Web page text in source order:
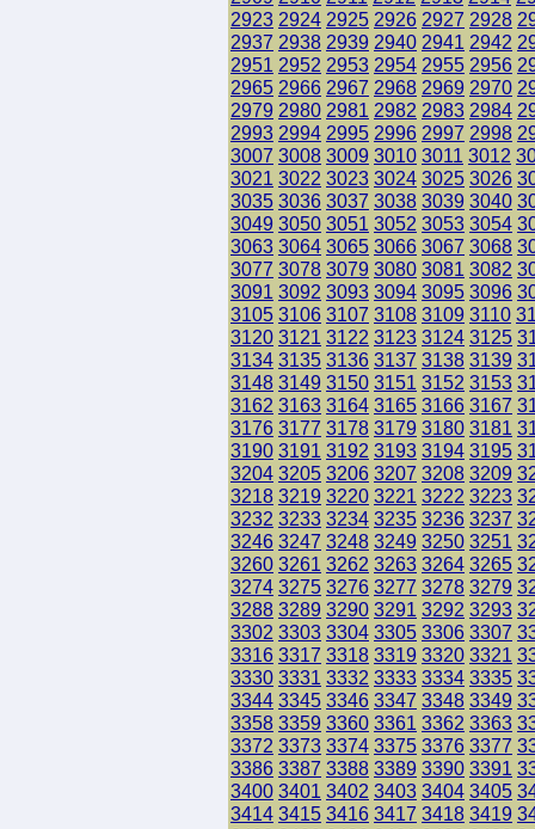
2923 2924 2925 2926 2927 2928
2937 2938 2939 2940 2941 2942
2951 2952 2953 2954 2955 2956
2965 2966 2967 2968 2969 2970
2979 2980 2981 2982 2983 2984
2993 2994 2995 2996 2997 2998
3007 3008 3009 3010 3011 3012
3021 3022 3023 3024 3025 3026
3035 3036 3037 3038 3039 3040
3049 3050 3051 3052 3053 3054
3063 3064 3065 3066 3067 3068
3077 3078 3079 3080 3081 3082
3091 3092 3093 3094 3095 3096
3105 3106 3107 3108 3109 3110
3120 3121 3122 3123 3124 3125
3134 3135 3136 3137 3138 3139
3148 3149 3150 3151 3152 3153
3162 3163 3164 3165 3166 3167
3176 3177 3178 3179 3180 3181
3190 3191 3192 3193 3194 3195
3204 3205 3206 3207 3208 3209
3218 3219 3220 3221 3222 3223
3232 3233 3234 3235 3236 3237
3246 3247 3248 3249 3250 3251
3260 3261 3262 3263 3264 3265
3274 3275 3276 3277 3278 3279
3288 3289 3290 3291 3292 3293
3302 3303 3304 3305 3306 3307
3316 3317 3318 3319 3320 3321
3330 3331 3332 3333 3334 3335
3344 3345 3346 3347 3348 3349
3358 3359 3360 3361 3362 3363
3372 3373 3374 3375 3376 3377
3386 3387 3388 3389 3390 3391
3400 3401 3402 3403 3404 3405
3414 3415 3416 3417 3418 3419